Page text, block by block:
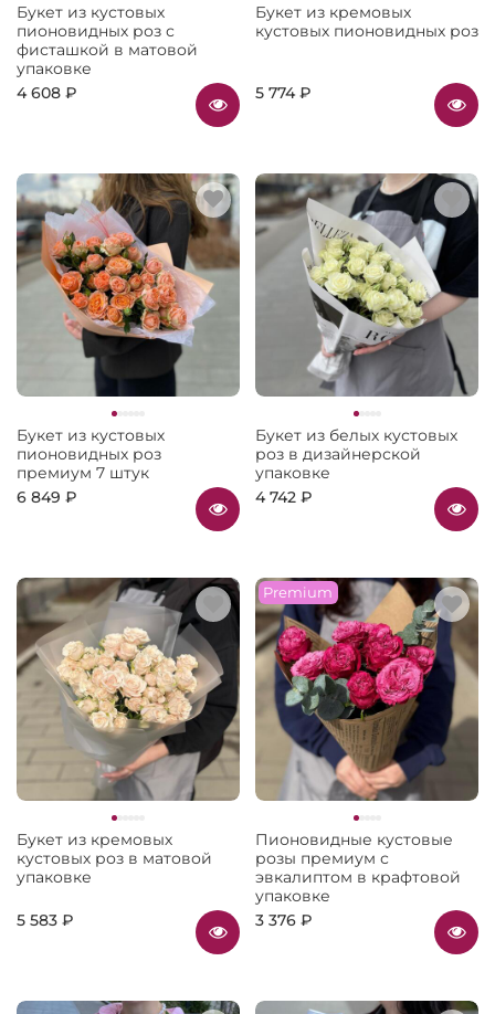
Букет из кустовых
пионовидных роз с
фисташкой в матовой
упаковке
4 608 ₽
Букет из кремовых
кустовых пионовидных роз
5 774 ₽
Букет из кустовых
пионовидных роз
премиум 7 штук
6 849 ₽
Букет из белых кустовых
роз в дизайнерской
упаковке
4 742 ₽
Букет из кремовых
кустовых роз в матовой
упаковке
5 583 ₽
Premium
Пионовидные кустовые
розы премиум с
эвкалиптом в крафтовой
упаковке
3 376 ₽